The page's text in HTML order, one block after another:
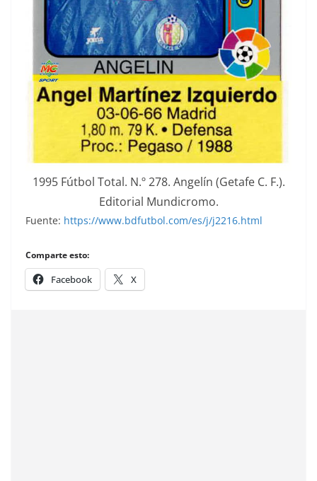
1995 Fútbol Total. N.º 278. Angelín (Getafe C. F.).
Editorial Mundicromo.
Fuente: https://www.bdfutbol.com/es/j/j2216.html
Comparte esto:
Facebook X